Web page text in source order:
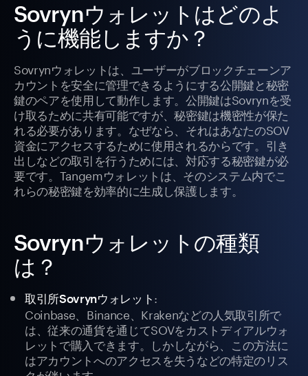
Sovrynウォレットはどのよ
うに機能しますか？
Sovrynウォレットは、ユーザーがブロックチェーンア
カウントを安全に管理できるようにする公開鍵と秘密
鍵のペアを使用して動作します。公開鍵はSovrynを受
け取るために共有可能ですが、秘密鍵は機密性が保た
れる必要があります。なぜなら、それはあなたのSOV
資金にアクセスするために使用されるからです。引き
出しなどの取引を行うためには、対応する秘密鍵が必
要です。Tangemウォレットは、そのシステム内でこ
れらの秘密鍵を効率的に生成し保護します。
Sovrynウォレットの種類
は？
取引所Sovrynウォレット :
Coinbase、Binance、Krakenなどの人気取引所で
は、従来の通貨を通じてSOVをカストディアルウォ
レットで購入できます。しかしながら、この方法に
はアカウントへのアクセスを失うなどの特定のリス